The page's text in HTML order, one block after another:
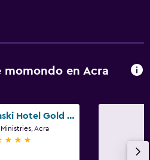
momondo en Acra
Kempinski Hotel Gold Coast City
Acra